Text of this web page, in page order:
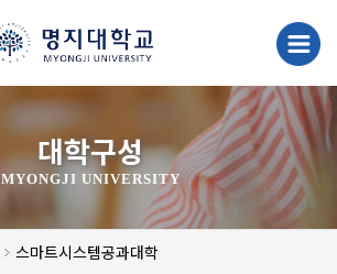
대학구성
MYONGJI UNIVERSITY
스마트시스템공과대학